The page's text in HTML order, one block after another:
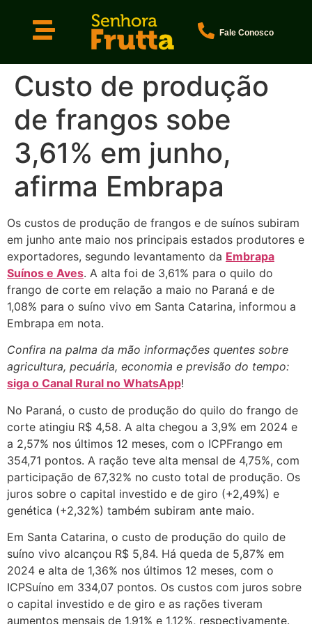
Fale Conosco
Custo de produção
de frangos sobe
3,61% em junho,
afirma Embrapa
Os custos de produção de frangos e de suínos subiram
em junho ante maio nos principais estados produtores e
exportadores, segundo levantamento da Embrapa
Suínos e Aves. A alta foi de 3,61% para o quilo do
frango de corte em relação a maio no Paraná e de
1,08% para o suíno vivo em Santa Catarina, informou a
Embrapa em nota.
Confira na palma da mão informações quentes sobre
agricultura, pecuária, economia e previsão do tempo:
siga o Canal Rural no WhatsApp!
No Paraná, o custo de produção do quilo do frango de
corte atingiu R$ 4,58. A alta chegou a 3,9% em 2024 e
a 2,57% nos últimos 12 meses, com o ICPFrango em
354,71 pontos. A ração teve alta mensal de 4,75%, com
participação de 67,32% no custo total de produção. Os
juros sobre o capital investido e de giro (+2,49%) e
genética (+2,32%) também subiram ante maio.
Em Santa Catarina, o custo de produção do quilo de
suíno vivo alcançou R$ 5,84. Há queda de 5,87% em
2024 e alta de 1,36% nos últimos 12 meses, com o
ICPSuíno em 334,07 pontos. Os custos com juros sobre
o capital investido e de giro e as rações tiveram
aumentos mensais de 1,91% e 1,12%, respectivamente.